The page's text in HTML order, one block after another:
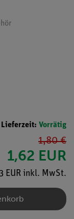
Lieferzeit: Vorrätig
1,80 €
1,62 EUR
EUR inkl. MwSt.